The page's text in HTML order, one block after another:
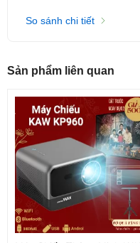
So sánh chi tiết
Sản phẩm liên quan